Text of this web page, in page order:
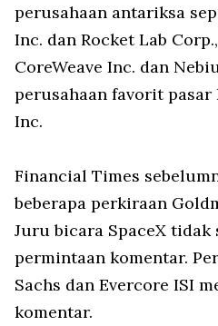
perusahaan antariksa
Inc. dan Rocket Lab
CoreWeave Inc. dan
perusahaan favorit
Inc.
Financial Times
beberapa perkiraan
Juru bicara SpaceX tidak
permintaan komentar.
Sachs dan Evercore ISI
komentar.